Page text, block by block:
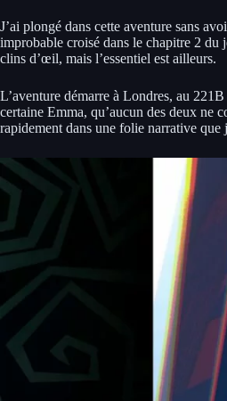
J’ai plongé dans cette aventure sans
improbable croisé dans le chapitre 2 du
clins d’œil, mais l’essentiel est ailleurs.
L’aventure démarre à Londres, au
certaine Emma, qu’aucun des deux ne
rapidement dans une folie narrative que